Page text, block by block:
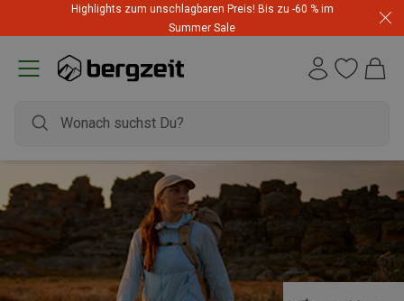
Highlights zum unschlagbaren Preis! Bis zu -60 % im
Summer Sale